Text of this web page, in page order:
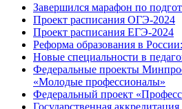
Завершился марафон по
Проект расписания ОГЭ-2024
Проект расписания ЕГЭ-2024
Реформа образования в
Новые специальности в
Федеральные проекты
«Молодые профессионалы»
Федеральный проект
Государственная